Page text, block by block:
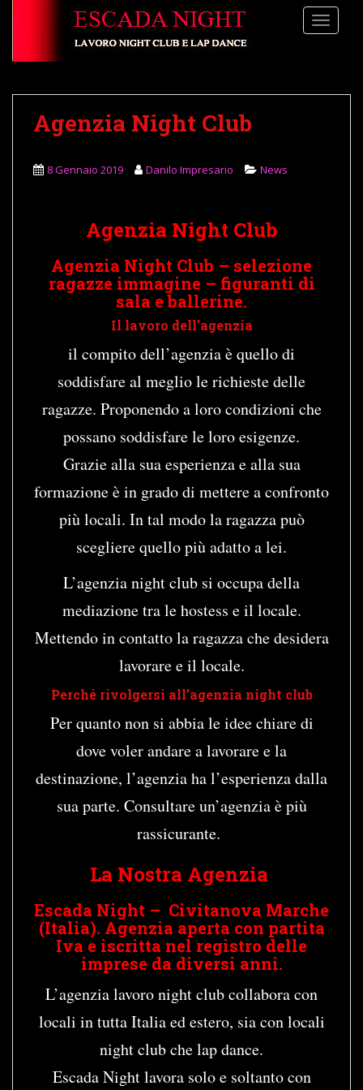
Agenzia Night Club
8 Gennaio 2019 Danilo Impresario News
Agenzia Night Club
Agenzia Night Club – selezione
ragazze immagine – figuranti di
sala e ballerine.
Il lavoro dell’agenzia
il compito dell’agenzia è quello di
soddisfare al meglio le richieste delle
ragazze. Proponendo a loro condizioni che
possano soddisfare le loro esigenze.
Grazie alla sua esperienza e alla sua
formazione è in grado di mettere a confronto
più locali. In tal modo la ragazza può
scegliere quello più adatto a lei.
L’agenzia night club si occupa della
mediazione tra le hostess e il locale.
Mettendo in contatto la ragazza che desidera
lavorare e il locale.
Perché rivolgersi all’agenzia night club
Per quanto non si abbia le idee chiare di
dove voler andare a lavorare e la
destinazione, l’agenzia ha l’esperienza dalla
sua parte. Consultare un’agenzia è più
rassicurante.
La Nostra Agenzia
Escada Night – Civitanova Marche
(Italia). Agenzia aperta con partita
Iva e iscritta nel registro delle
imprese da diversi anni.
L’agenzia lavoro night club collabora con
locali in tutta Italia ed estero, sia con locali
night club che lap dance.
Escada Night lavora solo e soltanto con